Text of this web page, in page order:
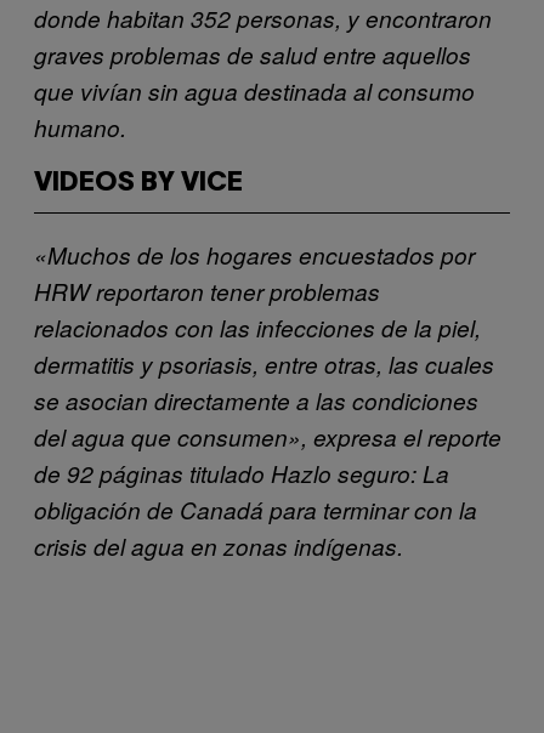
donde habitan 352 personas, y encontraron
graves problemas de salud entre aquellos
que vivían sin agua destinada al consumo
humano.
VIDEOS BY VICE
«Muchos de los hogares encuestados por
HRW reportaron tener problemas
relacionados con las infecciones de la piel,
dermatitis y psoriasis, entre otras, las cuales
se asocian directamente a las condiciones
del agua que consumen», expresa el reporte
de 92 páginas titulado Hazlo seguro: La
obligación de Canadá para terminar con la
crisis del agua en zonas indígenas.